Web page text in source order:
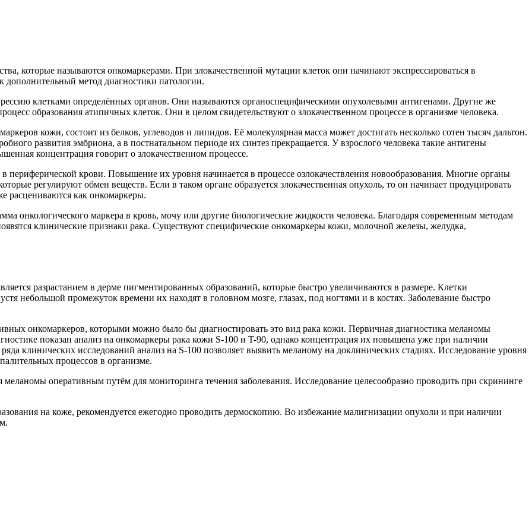
которые называются онкомаркерами. При злокачественной мутации клеток они начинают экспрессироваться в
дополнительный метод диагностики патологии.
клетками определённых органов. Они называются органоспецифическими опухолевыми антигенами. Другие же
образования атипичных клеток. Они в целом свидетельствуют о злокачественном процессе в организме человека.
кожи, состоит из белков, углеводов и липидов. Её молекулярная масса может достигать несколько сотен тысяч дальтон.
развития эмбриона, а в постнатальном периоде их синтез прекращается. У взрослого человека такие антигены
концентрация говорит о злокачественном процессе.
крови. Повышение их уровня начинается в процессе озлокачествления новообразования. Многие органы
регулируют обмен веществ. Если в таком органе образуется злокачественная опухоль, то он начинает продуцировать
расцениваются как онкомаркеры.
онкологического маркера в кровь, мочу или другие биологические жидкости человека. Благодаря современным методам
клинические признаки рака. Существуют специфические онкомаркеры кожи, молочной железы, желудка,
разрастанием в дерме пигментированных образований, которые быстро увеличиваются в размере. Клетки
небольшой промежуток времени их находят в головном мозге, глазах, под ногтями и в костях. Заболевание быстро
онкомаркеров, которыми можно было бы диагностировать это вид рака кожи. Первичная диагностика меланомы
показан анализ на онкомаркеры рака кожи S-100 и T-90, однако концентрация их повышена уже при наличии
клинических исследований анализ на S-100 позволяет выявить меланому на доклинических стадиях. Исследование уровня
процессов в организме.
оперативным путём для мониторинга течения заболевания. Исследование целесообразно проводить при скрининге
на коже, рекомендуется ежегодно проводить дермоскопию. Во избежание малигнизации опухоли и при наличии